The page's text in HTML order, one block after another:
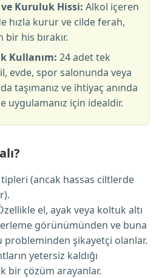
ve Kuruluk Hissi: Alkol içeren
hızla kurur ve cilde ferah,
bir his bırakır.
Kullanım: 24 adet tek
evde, spor salonunda veya
taşımanız ve ihtiyaç anında
uygulamanız için idealdir.
(ancak hassas ciltlerde
el, ayak veya koltuk altı
görünümünden ve buna
probleminden şikayetçi olanlar.
yetersiz kaldığı
bir çözüm arayanlar.